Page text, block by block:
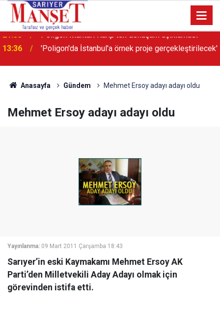
13:36 'Poligon'da İstanbul'a örnek proje gerçekleştirilecek'
Anasayfa Gündem Mehmet Ersoy adayı adayı oldu
Mehmet Ersoy adayı adayı oldu
Yayınlanma: 09 Mart 2011 Çarşamba 18:43
Sarıyer’in eski Kaymakamı Mehmet Ersoy AK
Parti’den Milletvekili Aday Adayı olmak için
görevinden istifa etti.